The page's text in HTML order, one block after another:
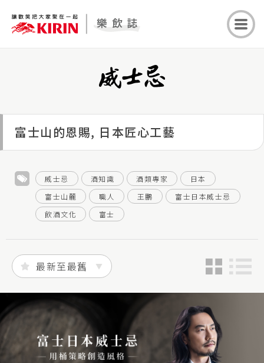
富士山的恩賜, 日本匠心工藝
威士忌 酒知識 酒類專家
日本
富士山麓
職人 王鵬
富士日本威士忌
飲酒文化
富士